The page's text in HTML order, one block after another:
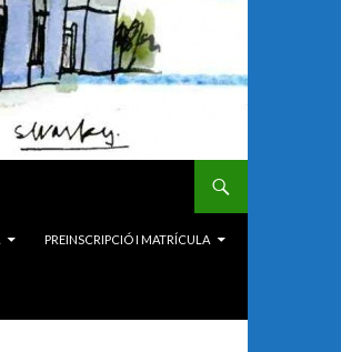
PREINSCRIPCIÓ I MATRÍCULA